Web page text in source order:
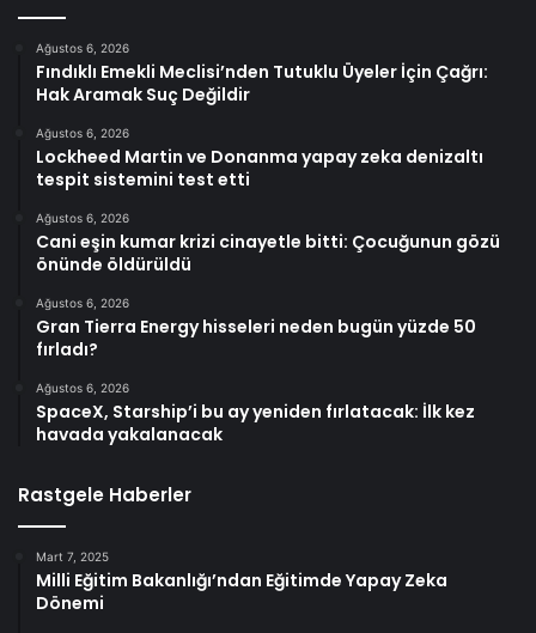
Ağustos 6, 2026
Fındıklı Emekli Meclisi’nden Tutuklu Üyeler İçin Çağrı:
Hak Aramak Suç Değildir
Ağustos 6, 2026
Lockheed Martin ve Donanma yapay zeka denizaltı
tespit sistemini test etti
Ağustos 6, 2026
Cani eşin kumar krizi cinayetle bitti: Çocuğunun gözü
önünde öldürüldü
Ağustos 6, 2026
Gran Tierra Energy hisseleri neden bugün yüzde 50
fırladı?
Ağustos 6, 2026
SpaceX, Starship’i bu ay yeniden fırlatacak: İlk kez
havada yakalanacak
Rastgele Haberler
Mart 7, 2025
Milli Eğitim Bakanlığı’ndan Eğitimde Yapay Zeka
Dönemi